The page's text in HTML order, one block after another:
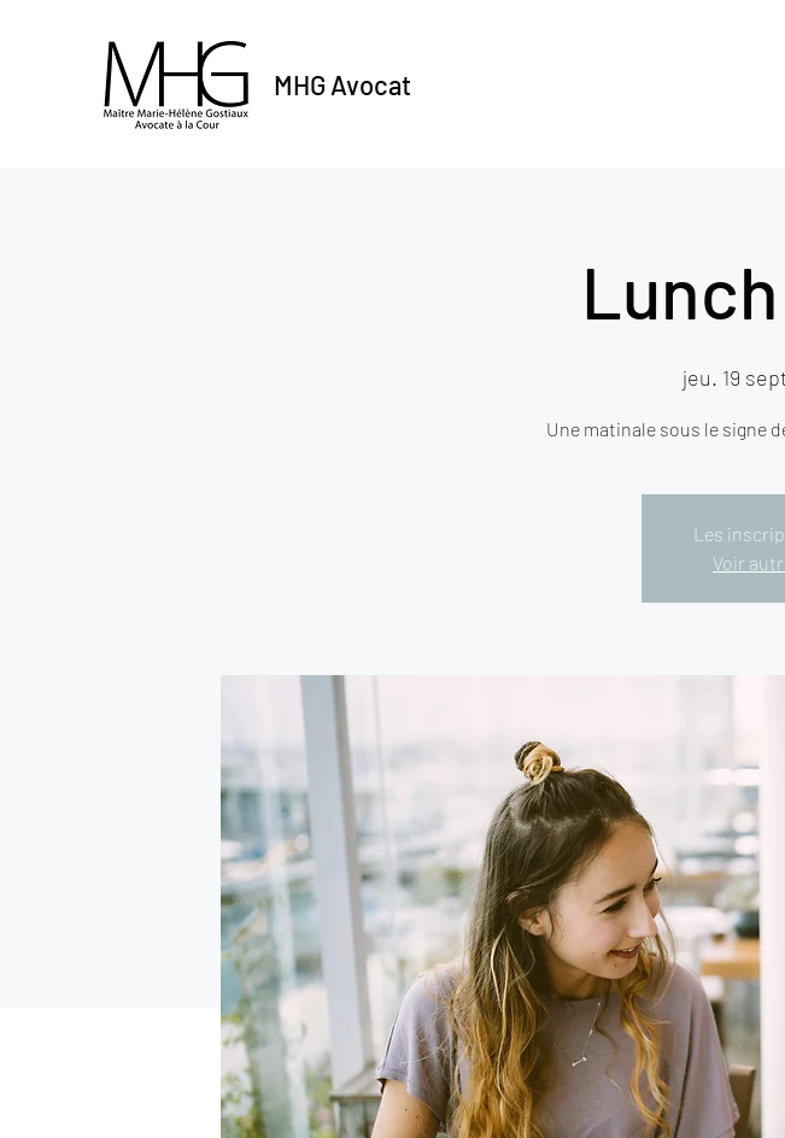
MHG Avocat
jeu. 19
Une matinale sous le signe
Les
Voir